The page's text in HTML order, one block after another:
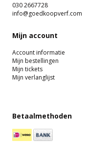
030 2667728
info@goedkoopverf.com
Mijn account
Account informatie
Mijn bestellingen
Mijn tickets
Mijn verlanglijst
Betaalmethoden